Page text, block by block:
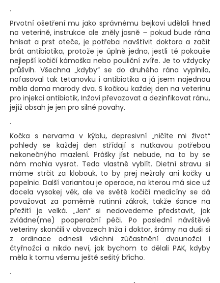
.
Prvotní ošetření mu jako správnému bejkovi udělali hned
na veterině, instrukce ale zněly jasně – pokud bude rána
hnisat a prst oteče, je potřeba navštívit doktora a začít
brát antibiotika, protože je úplně jedno, jestli tě pokouše
nejlepší kočičí kámoška nebo pouliční zvíře. Je to vždycky
průšvih. Všechna „kdyby“ se do druhého rána vyplnila,
nafasoval tak tetanovku i antibiotika a já jsem najednou
měla doma marody dva. S kočkou každej den na veterinu
pro injekci antibiotik, Inžovi převazovat a dezinfikovat ránu,
jejíž obsah je jen pro silné povahy.
.
Kočka s nervama v kýblu, depresivní „ničíte mi život“
pohledy se každej den střídají s nutkavou potřebou
nekonečnýho mazlení. Prášky jíst nebude, na to by se
nám mohla vysrat. Teda vlastně vyblít. Dietní stravu si
máme strčit za klobouk, to by prej nežraly ani kočky u
popelnic. Další variantou je operace, na kterou má sice už
docela vysokej věk, ale ve světě kočičí medicíny se dá
považovat za poměrně rutinní zákrok, takže šance na
přežití je velká. „Jen“ si nedovedeme představit, jak
zvládne(me) pooperační péči. Po poslední návštěvě
veteriny skončili v obvazech Inža i doktor, šrámy na duši si
z ordinace odnesli všichni zúčastnění dvounožci i
čtyřnožci a nikdo neví, jak bychom to dělali PAK, kdyby
měla k tomu všemu ještě sešitý břicho.
.
Hledat
D
o
p
o
r
u
č
u
j
e
m
e